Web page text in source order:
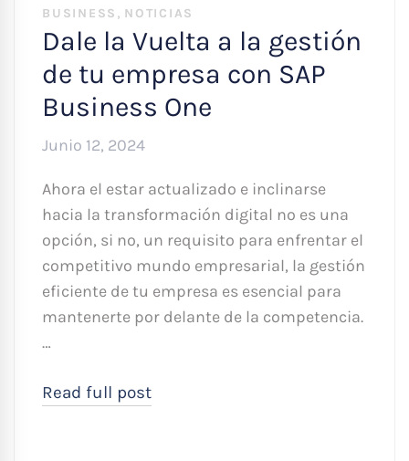
BUSINESS , NOTICIAS
Dale la Vuelta a la gestión
de tu empresa con SAP
Business One
Junio 12, 2024
Ahora el estar actualizado e inclinarse
hacia la transformación digital no es una
opción, si no, un requisito para enfrentar el
competitivo mundo empresarial, la gestión
eficiente de tu empresa es esencial para
mantenerte por delante de la competencia.
…
Read full post